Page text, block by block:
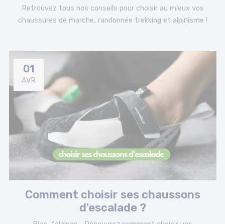
Retrouvez tous nos conseils pour choisir au mieux vos
chaussures de marche, randonnée trekking et alpinisme !
01
AVR
Comment choisir ses chaussons
d'escalade ?